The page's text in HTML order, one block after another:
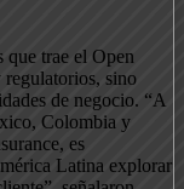
que trae el Open
regulatorios, sino
de negocio. “A
Colombia y
es
Latina explorar